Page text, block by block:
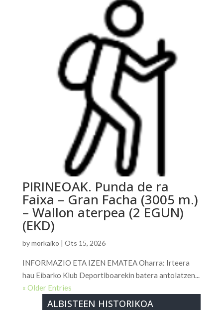
PIRINEOAK. Punda de ra
Faixa – Gran Facha (3005 m.)
– Wallon aterpea (2 EGUN)
(EKD)
bymorkaiko | Ots 15, 2026
INFORMAZIO ETA IZEN EMATEA Oharra: Irteera
hau Eibarko Klub Deportiboarekin batera antolatzen...
« Older Entries
ALBISTEEN HISTORIKOA